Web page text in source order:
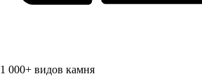
1 000+ видов камня